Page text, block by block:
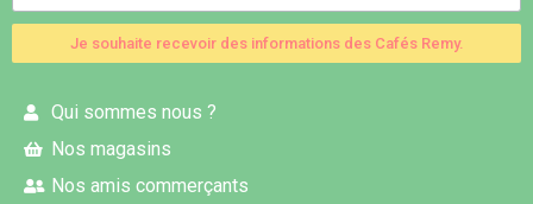
Je souhaite recevoir des informations des Cafés Remy.
Qui sommes nous ?
Nos magasins
Nos amis commerçants